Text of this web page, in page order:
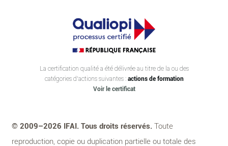
La certification qualité a été délivrée au titre de la ou des
catégories d’actions suivantes :actions de formation
Voir le certificat
© 2009–2026 IFAI. Tous droits réservés. Toute
reproduction, copie ou duplication partielle ou totale des